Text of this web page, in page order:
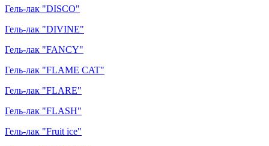
Гель-лак "DISCO"
Гель-лак "DIVINE"
Гель-лак "FANCY"
Гель-лак "FLAME CAT"
Гель-лак "FLARE"
Гель-лак "FLASH"
Гель-лак "Fruit ice"